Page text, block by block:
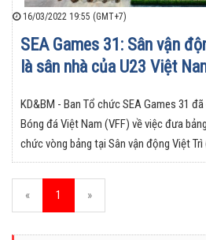
16/03/2022 19:55 (GMT+7)
SEA Games 31: Sân vận
là sân nhà của U23 Việt
KD&BM - Ban Tổ chức SEA Games 31
Bóng đá Việt Nam (VFF) về việc đưa
chức vòng bảng tại Sân vận động Việt
« 1 »